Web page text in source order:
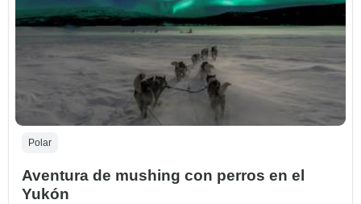
Polar
Aventura de mushing con perros en el
Yukón